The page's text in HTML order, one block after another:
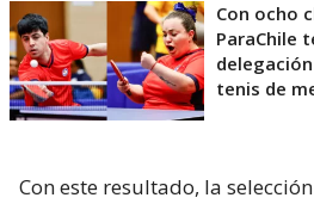
Con ocho
ParaChile
tenis de
Con este resultado, la